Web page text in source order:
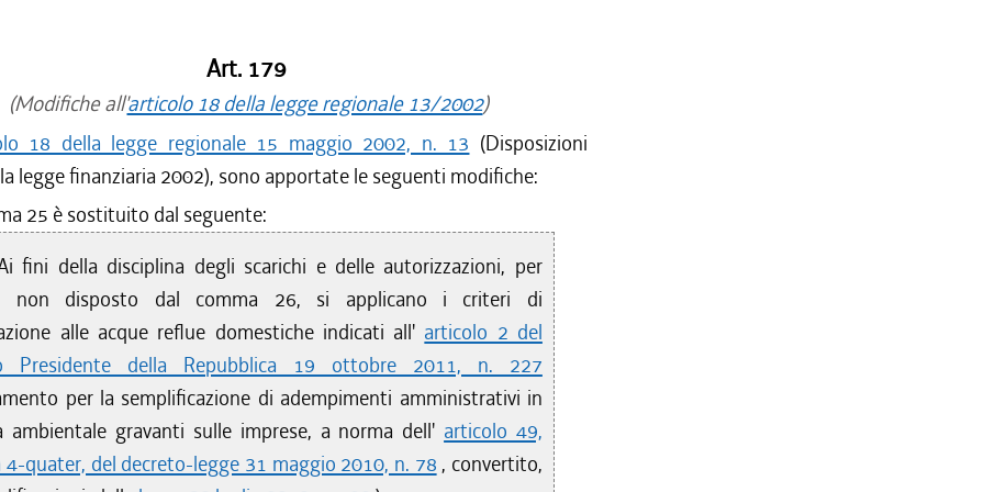
2014 al 31/08/2014
al 02/07/2014
al 19/02/2014
2013 al 31/12/2013
al 18/12/2013
al 11/12/2013
al 15/11/2013
al 31/07/2013
al 10/04/2013
Art. 179
(Modifiche all'articolo 18 della legge regionale 13/2002)
18 della legge regionale 15 maggio 2002, n. 13 (Disposizioni
legge finanziaria 2002), sono apportate le seguenti modifiche:
25 è sostituito dal seguente:
fini della disciplina degli scarichi e delle autorizzazioni, per
non disposto dal comma 26, si applicano i criteri di
alle acque reflue domestiche indicati all' articolo 2 del
Presidente della Repubblica 19 ottobre 2011, n. 227
per la semplificazione di adempimenti amministrativi in
ambientale gravanti sulle imprese, a norma dell' articolo 49,
4-quater, del decreto-legge 31 maggio 2010, n. 78 , convertito,